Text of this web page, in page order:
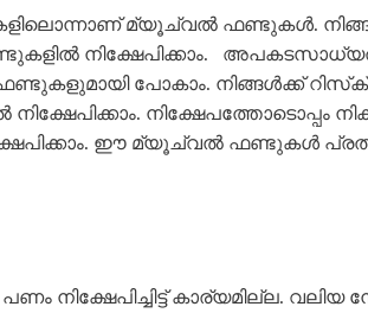
മ്യൂച്വല്‍ ഫണ്ടുകള്‍.
നിക്ഷേപിക്കാം.
ഫണ്ടുകളുമായി പോകാം. നിങ്ങള്‍ക്ക്
നിക്ഷേപത്തോടൊപ്പം
ഈ മ്യൂച്വല്‍ ഫണ്ടുകള്‍
കാര്യമില്ല. വലിയ